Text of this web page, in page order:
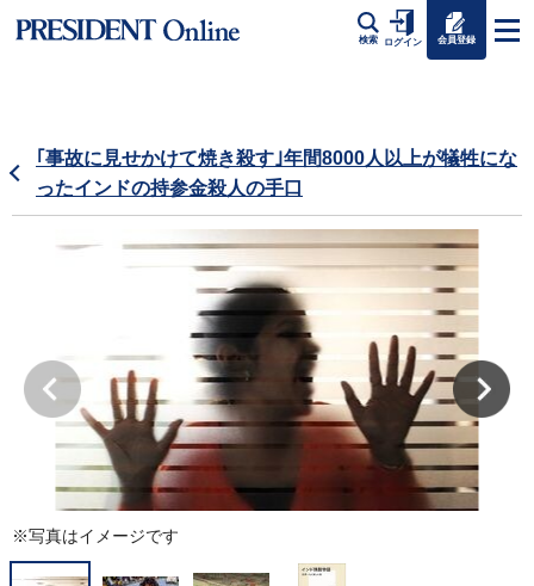
検索 ログイン 会員登録
｢事故に見せかけて焼き殺す｣年間8000人以上が犠牲にな
ったインドの持参金殺人の手口
※写真はイメージです